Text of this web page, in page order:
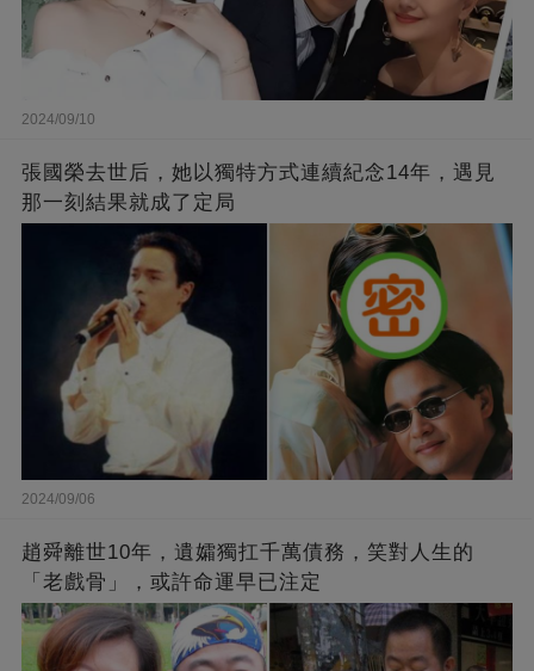
2024/09/10
張國榮去世后，她以獨特方式連續紀念14年，遇見
那一刻結果就成了定局
2024/09/06
趙舜離世10年，遺孀獨扛千萬債務，笑對人生的
「老戲骨」，或許命運早已注定